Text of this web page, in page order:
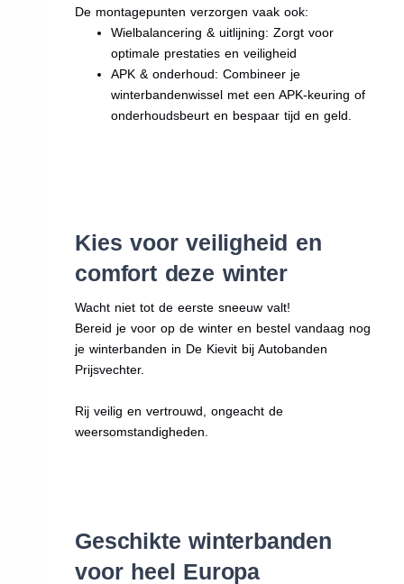
De montagepunten verzorgen vaak ook:
Wielbalancering & uitlijning: Zorgt voor
optimale prestaties en veiligheid
APK & onderhoud: Combineer je
winterbandenwissel met een APK-keuring of
onderhoudsbeurt en bespaar tijd en geld.
Kies voor veiligheid en
comfort deze winter
Wacht niet tot de eerste sneeuw valt!
Bereid je voor op de winter en bestel vandaag nog
je winterbanden in De Kievit bij Autobanden
Prijsvechter.
Rij veilig en vertrouwd, ongeacht de
weersomstandigheden.
Geschikte winterbanden
voor heel Europa